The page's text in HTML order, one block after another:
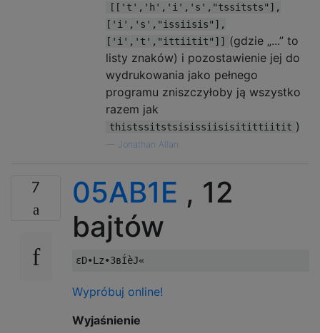
[['t','h','i','s',"tssitsts"],
['i','s',"issiisis"],
['i','t',"ittiitit"]]
(gdzie „...” to
listy znaków) i pozostawienie jej do
wydrukowania jako pełnego
programu zniszczyłoby ją wszystko
razem jak
thistssitstsisissiisisitittiitit )
Jonathan Allan
7 05AB1E , 12
bajtów
Wypróbuj online!
Wyjaśnienie